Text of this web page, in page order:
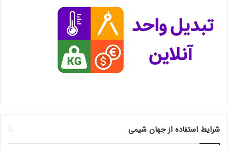
شرایط استفاده از جهان شیمی